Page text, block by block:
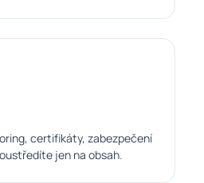
certifikáty, zabezpečení
jen na obsah.